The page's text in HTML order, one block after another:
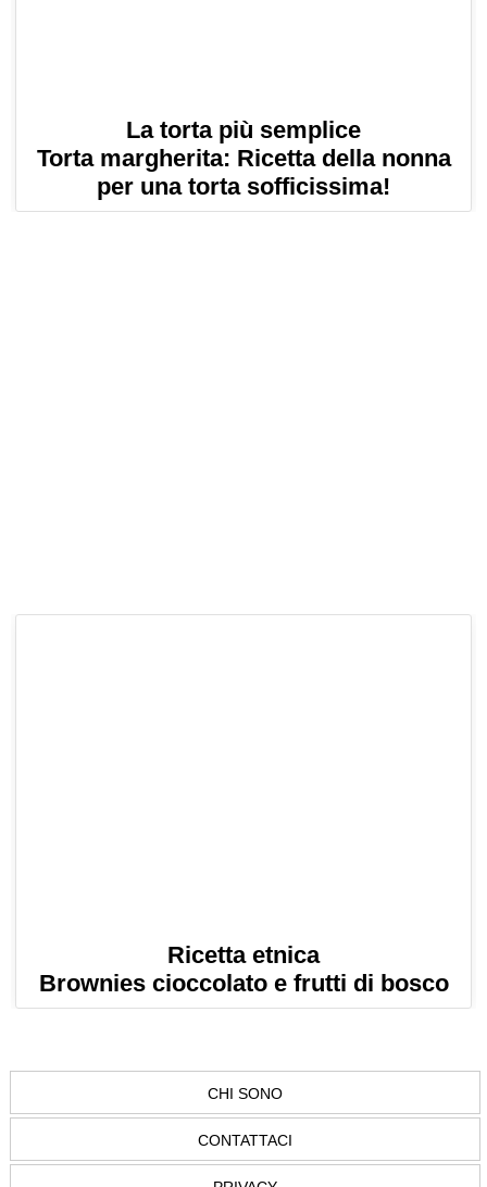
La torta più semplice
Torta margherita: Ricetta della nonna
per una torta sofficissima!
Ricetta etnica
Brownies cioccolato e frutti di bosco
CHI SONO
CONTATTACI